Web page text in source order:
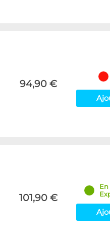
94,90 €
101,90 €
En